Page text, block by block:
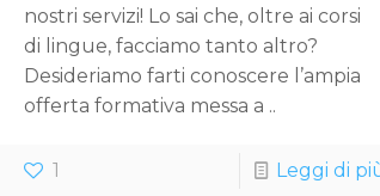
nostri servizi! Lo sai che, oltre ai corsi
di lingue, facciamo tanto altro?
Desideriamo farti conoscere l’ampia
offerta formativa messa a ..
1 Leggi di